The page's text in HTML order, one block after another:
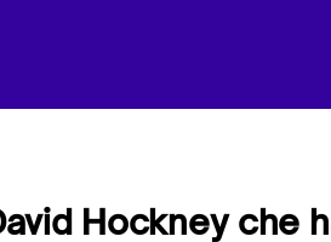
Hockney che